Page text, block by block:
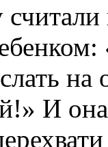
И